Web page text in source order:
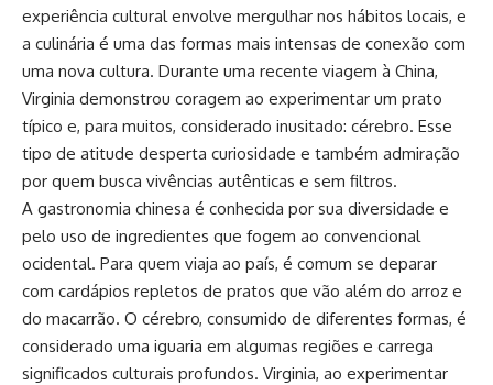
experiência cultural envolve mergulhar nos hábitos locais, e
a culinária é uma das formas mais intensas de conexão com
uma nova cultura. Durante uma recente viagem à China,
Virginia demonstrou coragem ao experimentar um prato
típico e, para muitos, considerado inusitado: cérebro. Esse
tipo de atitude desperta curiosidade e também admiração
por quem busca vivências autênticas e sem filtros.
A gastronomia chinesa é conhecida por sua diversidade e
pelo uso de ingredientes que fogem ao convencional
ocidental. Para quem viaja ao país, é comum se deparar
com cardápios repletos de pratos que vão além do arroz e
do macarrão. O cérebro, consumido de diferentes formas, é
considerado uma iguaria em algumas regiões e carrega
significados culturais profundos. Virginia, ao experimentar